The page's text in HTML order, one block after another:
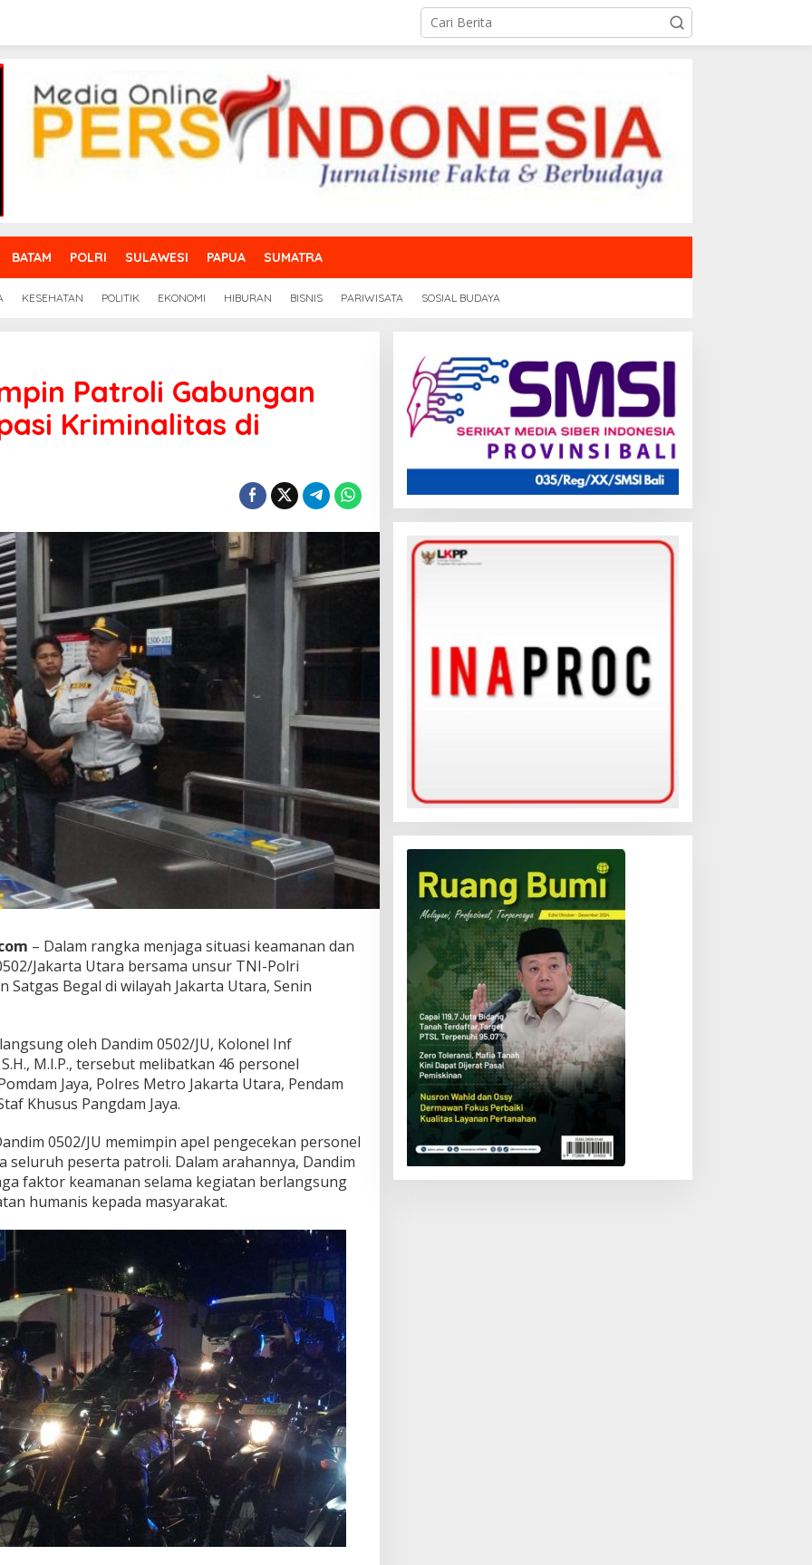
BATAM POLRI SULAWESI PAPUA SUMATRA
KESEHATAN POLITIK EKONOMI HIBURAN BISNIS PARIWISATA SOSIAL BUDAYA
Patroli Gabungan
Kriminalitas di
– Dalam rangka menjaga situasi keamanan dan
Jakarta Utara bersama unsur TNI-Polri
Satgas Begal di wilayah Jakarta Utara, Senin
oleh Dandim 0502/JU, Kolonel Inf
M.I.P., tersebut melibatkan 46 personel
Jaya, Polres Metro Jakarta Utara, Pendam
Khusus Pangdam Jaya.
0502/JU memimpin apel pengecekan personel
seluruh peserta patroli. Dalam arahannya, Dandim
faktor keamanan selama kegiatan berlangsung
humanis kepada masyarakat.